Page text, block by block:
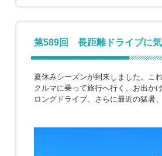
第589回 長距離ドライブに
夏休みシーズンが到来しました。こ
クルマに乗って旅行へ行く、お出か
ロングドライブ、さらに最近の猛暑